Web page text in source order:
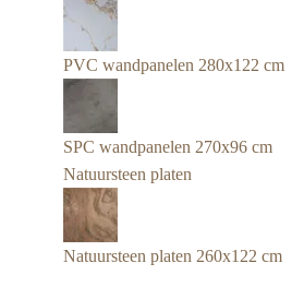
PVC wandpanelen 280x122 cm
SPC wandpanelen 270x96 cm
Natuursteen platen
Natuursteen platen 260x122 cm